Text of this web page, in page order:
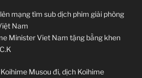
lên mạng tìm sub dịch phim giải phòng
Nam
Minister Viet Nam tặng bằng khen
Musou đi, dịch Koihime